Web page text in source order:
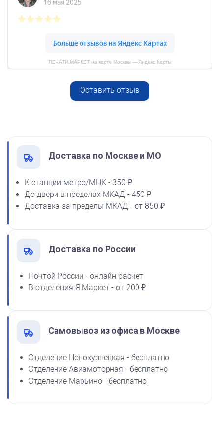
Заказать
Печать ООО № Р88
Спиртовая краска NORIS
Спиртовая краска NORIS
флюоресцентная 25 мл
1100
ПЕЧАТИ.МАРКЕТ на карте Москвы — Яндекс Карты
Оставить отзыв
Доставка по Москве и МО
К станции метро/МЦК - 350 ₽
До двери в пределах МКАД - 450 ₽
Доставка за пределы МКАД - от 850 ₽
Доставка по России
Почтой России - онлайн расчет
В отделения Я.Маркет - от 200 ₽
Самовывоз из офиса в Москве
Отделение Новокузнецкая - бесплатно
Отделение Авиамоторная - бесплатно
Отделение Марьино - бесплатно